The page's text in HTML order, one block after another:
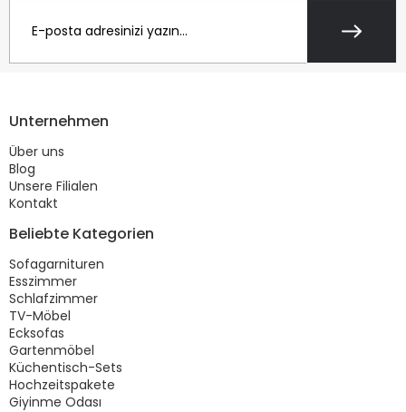
Unternehmen
Über uns
Blog
Unsere Filialen
Kontakt
Beliebte Kategorien
Sofagarnituren
Esszimmer
Schlafzimmer
TV-Möbel
Ecksofas
Gartenmöbel
Küchentisch-Sets
Hochzeitspakete
Giyinme Odası